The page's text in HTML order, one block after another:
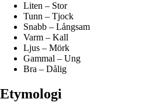
Liten – Stor
Tunn – Tjock
Snabb – Långsam
Varm – Kall
Ljus – Mörk
Gammal – Ung
Bra – Dålig
Etymologi